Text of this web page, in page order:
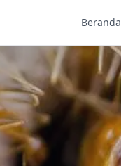
Beranda